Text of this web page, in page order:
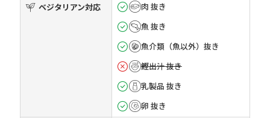
ベジタリアン対応
肉 抜き
魚 抜き
魚介類（魚以外）抜き
鰹出汁 抜き
乳製品 抜き
卵 抜き